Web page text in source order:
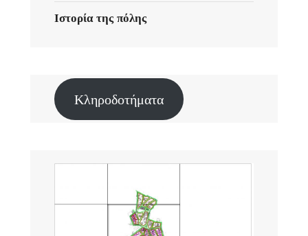
Ιστορία της πόλης
Κληροδοτήματα